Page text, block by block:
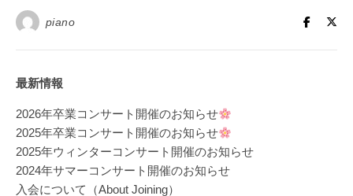
piano
最新情報
2026年卒業コンサート開催のお知らせ
2025年卒業コンサート開催のお知らせ
2025年ウィンターコンサート開催のお知らせ
2024年サマーコンサート開催のお知らせ
入会について（About Joining）